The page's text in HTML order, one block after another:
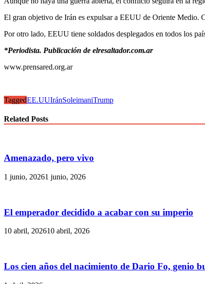
El gran objetivo de Irán es expulsar a EEUU de Oriente Medio.
Por otro lado, EEUU tiene soldados desplegados en todos los
*Periodista. Publicación de elresaltador.com.ar
www.prensared.org.ar
TaggedEE.UUIránSoleimaniTrump
Related Posts
Amenazado, pero vivo
1 junio, 20261 junio, 2026
El emperador decidido a acabar con su imperio
10 abril, 202610 abril, 2026
Los cien años del nacimiento de Dario Fo, genio